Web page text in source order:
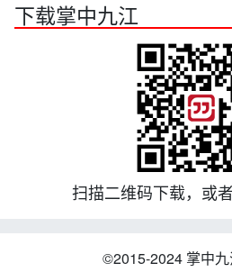
下载掌中九江
扫描二维码下载，或者
©2015-2024 掌中